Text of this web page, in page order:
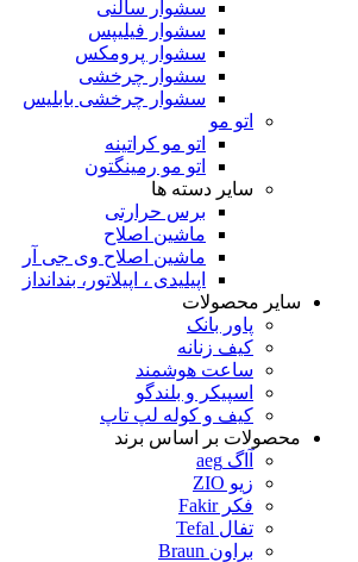
سشوار سالنی
سشوار فیلیپس
سشوار پرومکس
سشوار چرخشی
سشوار چرخشی بابلیس
اتو مو
اتو مو کراتینه
اتو مو رمینگتون
سایر دسته ها
برس حرارتی
ماشین اصلاح
ماشین اصلاح وی جی آر
اپیلیدی ، اپیلاتور، بندانداز
سایر محصولات
پاور بانک
کیف زنانه
ساعت هوشمند
اسپیکر و بلندگو
کیف و کوله لپ تاپ
محصولات بر اساس برند
آاگ aeg
زیو ZIO
فکر Fakir
تفال Tefal
براون Braun